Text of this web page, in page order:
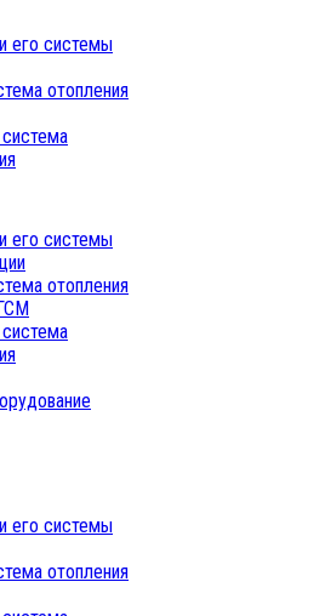
его системы
отопления
его системы
отопления
его системы
отопления